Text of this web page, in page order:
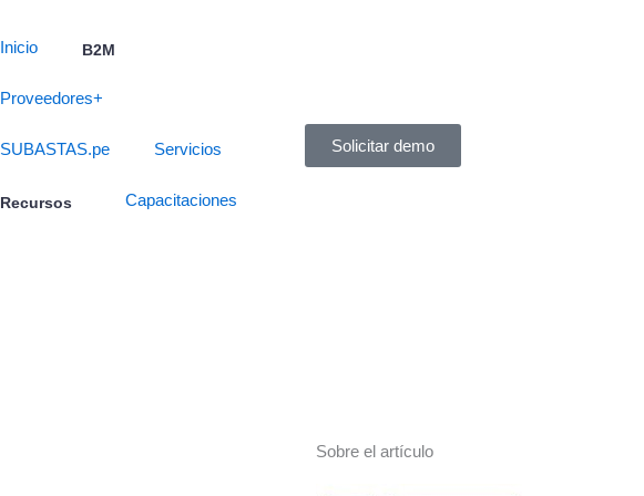
Inicio B2M
Proveedores+
SUBASTAS.pe Servicios
Recursos Capacitaciones
Solicitar demo
Sobre el artículo